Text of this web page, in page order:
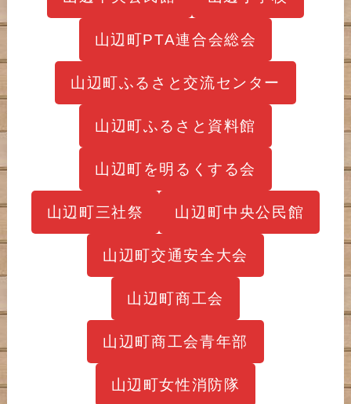
山辺町PTA連合会総会
山辺町ふるさと交流センター
山辺町ふるさと資料館
山辺町を明るくする会
山辺町三社祭 山辺町中央公民館
山辺町交通安全大会
山辺町商工会
山辺町商工会青年部
山辺町女性消防隊